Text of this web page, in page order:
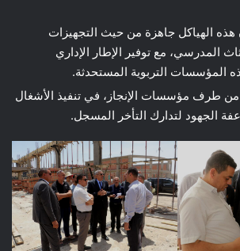
الهياكل جاهزة من حيث التجهيزات
المدرسي، مع توفير الإطار الإداري
المؤسسات التربوية المستحدثة.
من طرف مؤسسات الإنجاز، في تنفيذ الأشغال
الجهود لتدارك التأخر المسجل.